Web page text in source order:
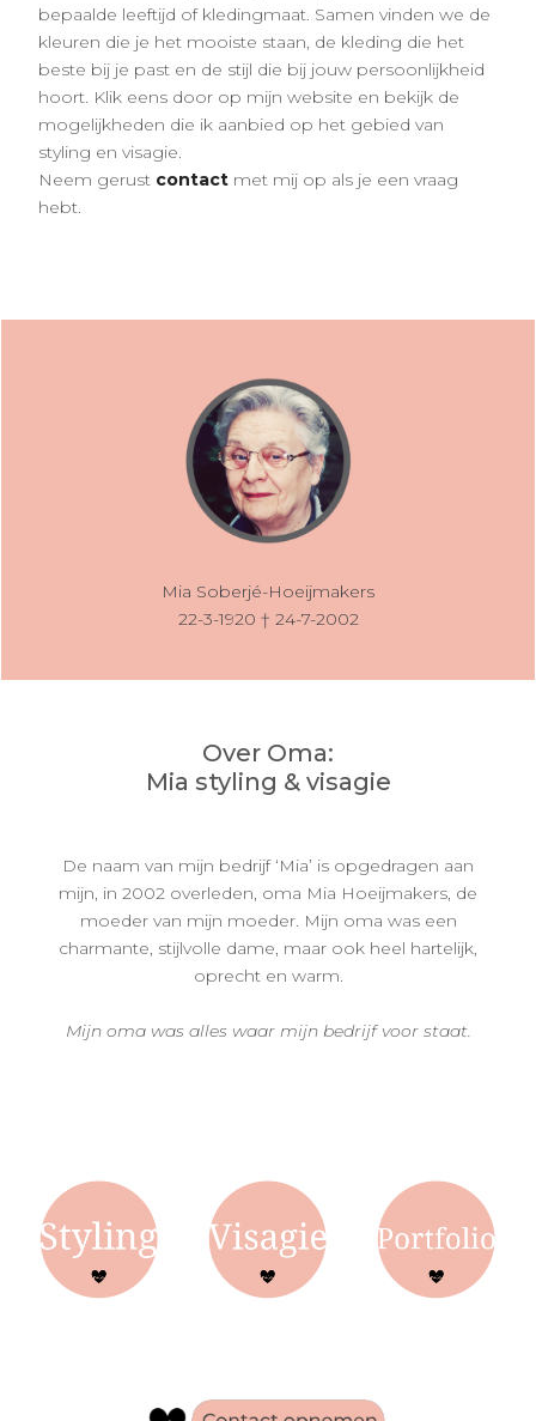
bepaalde leeftijd of kledingmaat. Samen vinden we de
kleuren die je het mooiste staan, de kleding die het
beste bij je past en de stijl die bij jouw persoonlijkheid
hoort. Klik eens door op mijn website en bekijk de
mogelijkheden die ik aanbied op het gebied van
styling en visagie.
Neem gerust contact met mij op als je een vraag
hebt.
Mia Soberjé-Hoeijmakers
22-3-1920 † 24-7-2002
Over Oma:
Mia styling & visagie
De naam van mijn bedrijf ‘Mia’ is opgedragen aan
mijn, in 2002 overleden, oma Mia Hoeijmakers, de
moeder van mijn moeder. Mijn oma was een
charmante, stijlvolle dame, maar ook heel hartelijk,
oprecht en warm.
Mijn oma was alles waar mijn bedrijf voor staat.